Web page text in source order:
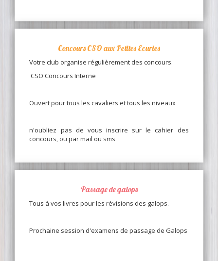
Concours CSO aux Petites Ecuries
Votre club organise régulièrement des concours.
CSO Concours Interne
Ouvert pour tous les cavaliers et tous les niveaux
n'oubliez pas de vous inscrire sur le cahier des
concours, ou par mail ou sms
Passage de galops
Tous à vos livres pour les révisions des galops.
Prochaine session d'examens de passage de Galops